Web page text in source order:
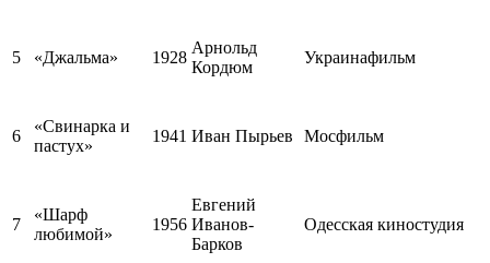
5 «Джальма» 1928
Арнольд
Кордюм
Украинафильм
6
«Свинарка и
пастух»
1941 Иван Пырьев Мосфильм
7
«Шарф
любимой»
1956
Евгений
Иванов-
Барков
Одесская киностудия